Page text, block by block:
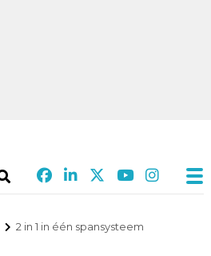
2 in 1 in één spansysteem